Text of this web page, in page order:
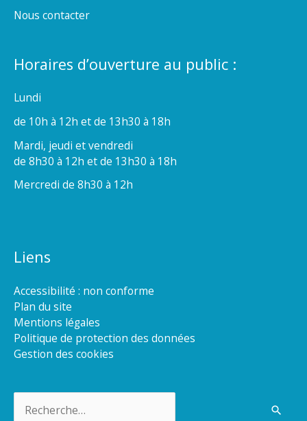
Nous contacter
Horaires d’ouverture au public :
Lundi
de 10h à 12h et de 13h30 à 18h
Mardi, jeudi et vendredi
de 8h30 à 12h et de 13h30 à 18h
Mercredi de 8h30 à 12h
Liens
Accessibilité : non conforme
Plan du site
Mentions légales
Politique de protection des données
Gestion des cookies